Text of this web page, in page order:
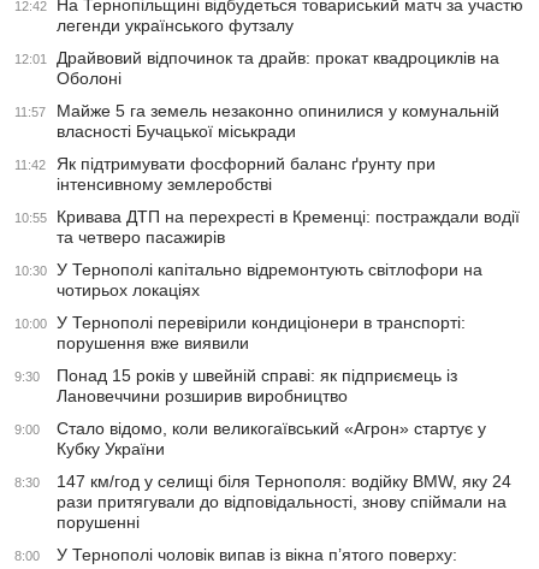
12:42
На Тернопільщині відбудеться товариський матч за участю
легенди українського футзалу
12:01
Драйвовий відпочинок та драйв: прокат квадроциклів на
Оболоні
11:57
Майже 5 га земель незаконно опинилися у комунальній
власності Бучацької міськради
11:42
Як підтримувати фосфорний баланс ґрунту при
інтенсивному землеробстві
10:55
Кривава ДТП на перехресті в Кременці: постраждали водії
та четверо пасажирів
10:30
У Тернополі капітально відремонтують світлофори на
чотирьох локаціях
10:00
У Тернополі перевірили кондиціонери в транспорті:
порушення вже виявили
9:30
Понад 15 років у швейній справі: як підприємець із
Лановеччини розширив виробництво
9:00
Стало відомо, коли великогаївський «Агрон» стартує у
Кубку України
8:30
147 км/год у селищі біля Тернополя: водійку BMW, яку 24
рази притягували до відповідальності, знову спіймали на
порушенні
8:00
У Тернополі чоловік випав із вікна п’ятого поверху: